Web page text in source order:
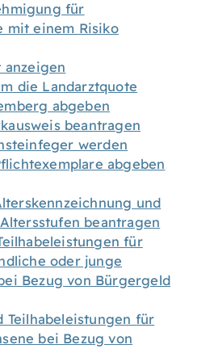
für
mit einem Risiko
anzeigen
die Landarztquote
abgeben
beantragen
werden
abgeben
und
beantragen
für
oder junge
Bezug von Bürgergeld
Teilhabeleistungen für
bei Bezug von